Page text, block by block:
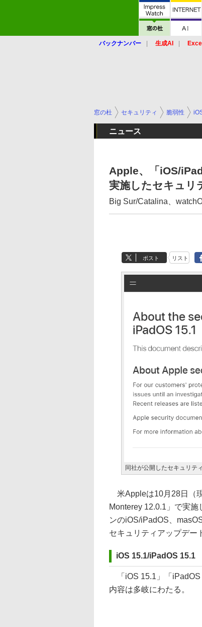
バックナンバー 生成AI Excel
窓の杜 セキュリティ 脆弱性
ニュース
Apple、「iOS/
実施したセキュリ
Big Sur/Catalina、
ポスト リスト
同社が公開したセキュリテ
米Appleは10月28日（
Monterey 12.0.1」で実
ンのiOS/iPadOS、
セキュリティアップデー
iOS 15.1/iPadOS 15.1
「iOS 15.1」「iPadOS
内容は多岐にわたる。